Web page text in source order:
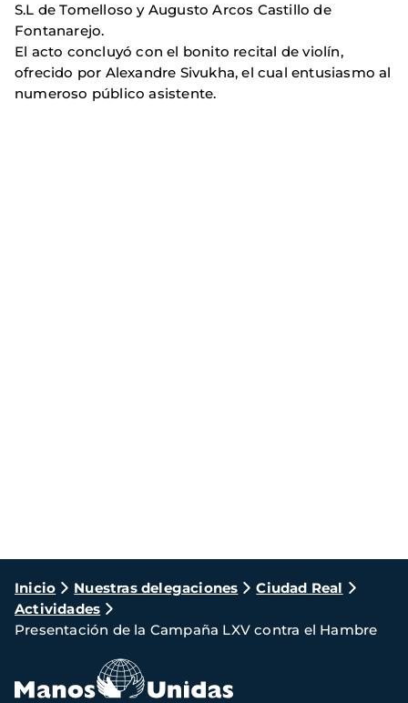
S.L de Tomelloso y Augusto Arcos Castillo de
Fontanarejo.
El acto concluyó con el bonito recital de violín,
ofrecido por Alexandre Sivukha, el cual entusiasmo al
numeroso público asistente.
Ruta
de
navegación
Inicio Nuestras delegaciones
Ciudad Real
Actividades
Presentación de la Campaña LXV contra el Hambre